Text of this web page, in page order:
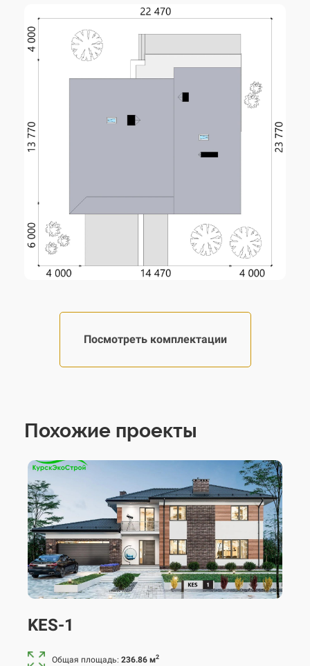
Наружные стены
утеплитель 100 мм
монолитный ленточный
Перекрытие монолитное ж/б
Посмотреть комплектации
Похожие проекты
KES-1
Общая площадь: 236.86 м2